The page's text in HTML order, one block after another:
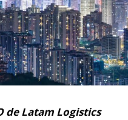
de Latam Logistics